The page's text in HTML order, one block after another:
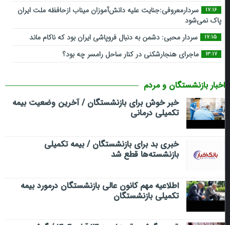
17:16
سردارمعروفی:جنایت علیه دانش‌آموزان میناب ازحافظه ملت ایران
پاک نمی‌شود
17:15 سردار محبی: دشمن به دنبال فروپاشی ایران بود که ناکام ماند
13:17 ماجرای هنجارشکنی در کنار ساحل رامسر چه بود؟
اخبار بازنشستگان و مردم
خبر خوش برای بازنشستگان / آخرین وضعیت بیمه
تکمیلی درمانی
خبری بد برای بازنشستگان / بیمه تکمیلی
بازنشسته‌ها قطع شد
اطلاعیه مهم کانون عالی بازنشستگان درمورد بیمه
تکمیلی بازنشستگان